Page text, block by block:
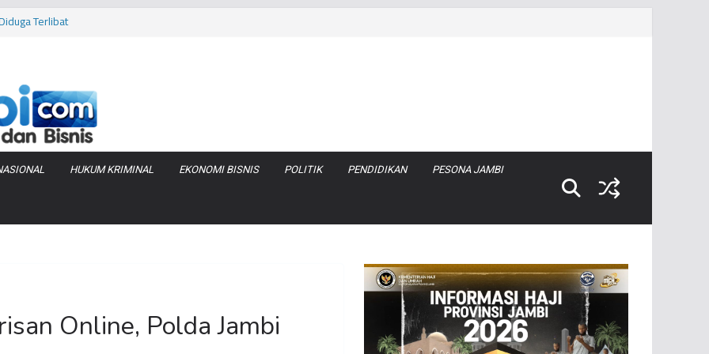
Terlibat
Jadi Rp
Zenix di
HUKUM KRIMINAL EKONOMI BISNIS POLITIK PENDIDIKAN PESONA JAMBI
Online, Polda Jambi